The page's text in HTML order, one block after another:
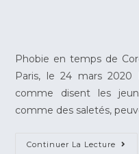
Phobie en temps de
Paris, le 24 mars 2020
comme disent les
comme des saletés,
Continuer La Lecture